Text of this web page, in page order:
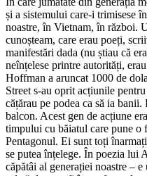
și a sistemului care-i trimisese
noastre, în Vietnam, în război.
cunoșteam, care erau poeți,
manifestări dada (nu știau că
neînțelese printre autorități,
Hoffman a aruncat 1000 de
Street s-au oprit acțiunile
cățărau pe podea ca să ia
balcon. Acest gen de acțiune
timpului cu băiatul care pune o
Pentagonul. Ei sunt toți
se putea înțelege. În poezia lui
căpătâi al generației noastre –